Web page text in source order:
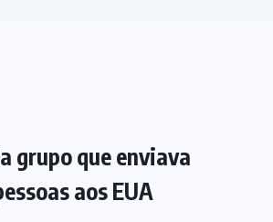
grupo que enviava
aos EUA